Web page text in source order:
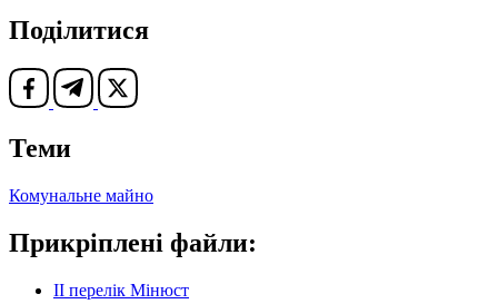
Поділитися
Теми
Комунальне майно
Прикріплені файли:
ІІ перелік Мінюст